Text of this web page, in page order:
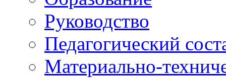
Руководство
Педагогический
Материально-